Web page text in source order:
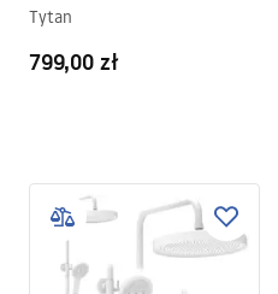
Tytan
799,00 zł